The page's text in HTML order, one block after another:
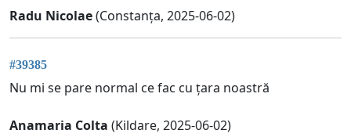
Radu Nicolae(Constanța, 2025-06-02)
#39385
Nu mi se pare normal ce fac cu țara noastră
Anamaria Colta (Kildare, 2025-06-02)